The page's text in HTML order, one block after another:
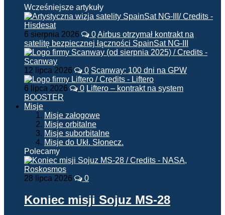
Wcześniejsze artykuły
6 sierpnia 2026 0Airbus otrzymał kontrakt na
satelitę bezpiecznej łączności SpainSat NG-III
12 lipca 2026 0 Scanway: 100 dni na GPW
6 lipca 2026 0 Liftero – kontrakt na system
BOOSTER
Misje
Misje załogowe
Misje orbitalne
Misje suborbitalne
Misje do Ukł. Słonecz.
Polecamy
28 lipca 2026 0
Koniec misji Sojuz MS-28